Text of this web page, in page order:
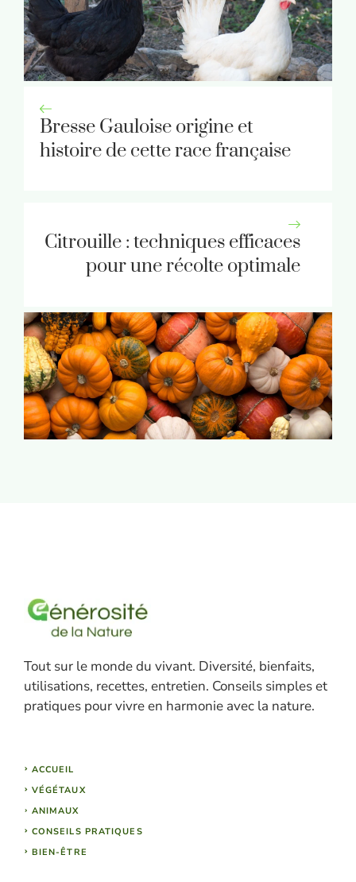
Bresse Gauloise origine et
histoire de cette race française
Citrouille : techniques efficaces
pour une récolte optimale
Tout sur le monde du vivant. Diversité, bienfaits,
utilisations, recettes, entretien. Conseils simples et
pratiques pour vivre en harmonie avec la nature.
ACCUEIL
VÉGÉTAUX
ANIMAUX
CONSEILS PRATIQUES
BIEN-ÊTRE